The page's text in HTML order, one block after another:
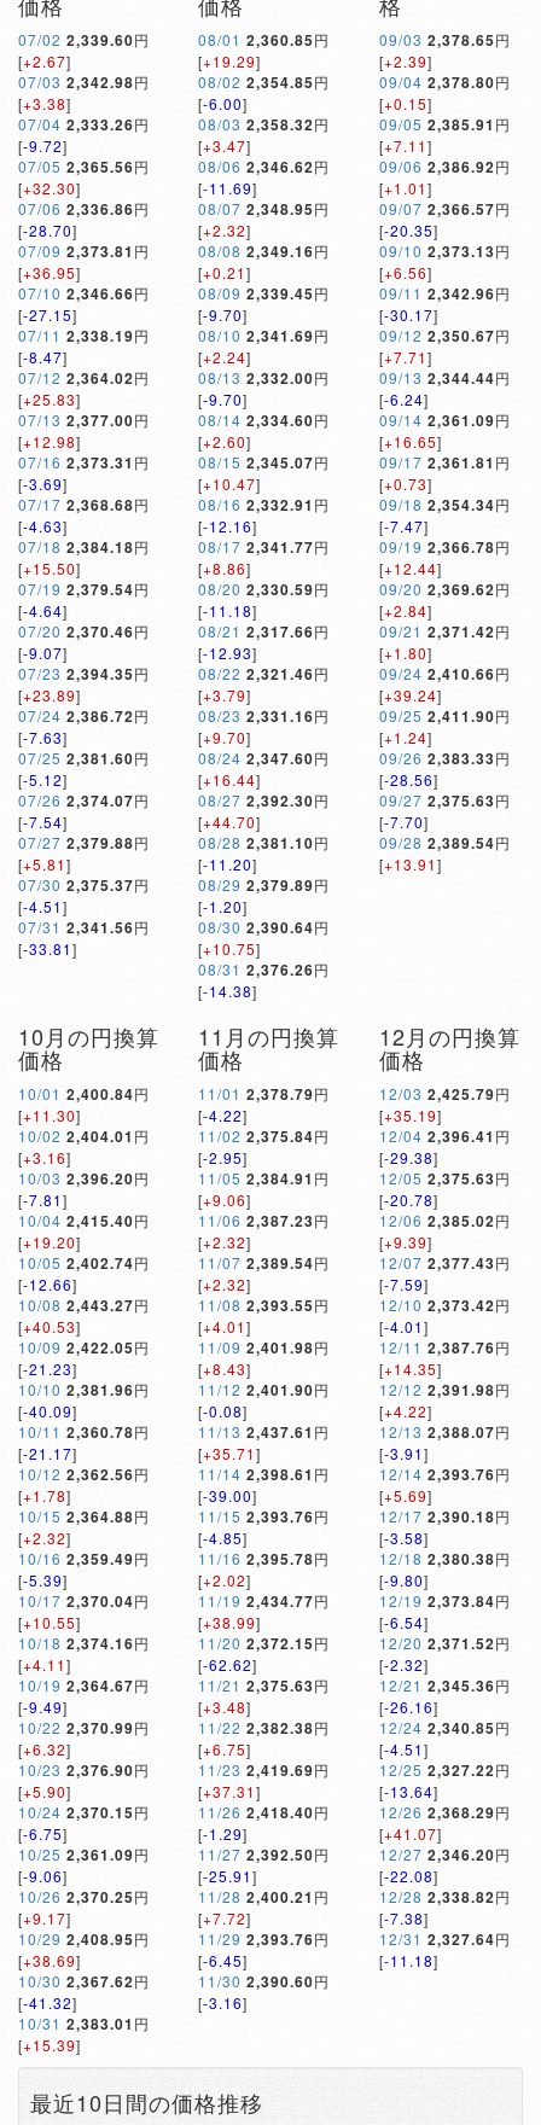
07/02 2,339.60円
[+2.67]
07/03 2,342.98円
[+3.38]
07/04 2,333.26円
[-9.72]
07/05 2,365.56円
[+32.30]
07/06 2,336.86円
[-28.70]
07/09 2,373.81 円
[+36.95]
07/10 2,346.66円
[-27.15]
07/11 2,338.19円
[-8.47]
07/12 2,364.02円
[+25.83]
07/13 2,377.00円
[+12.98]
07/16 2,373.31 円
[-3.69]
07/17 2,368.68円
[-4.63]
07/18 2,384.18円
[+15.50]
07/19 2,379.54円
[-4.64]
07/20 2,370.46円
[-9.07]
07/23 2,394.35円
[+23.89]
07/24 2,386.72円
[-7.63]
07/25 2,381.60円
[-5.12]
07/26 2,374.07円
[-7.54]
07/27 2,379.88円
[+5.81]
07/30 2,375.37円
[-4.51]
07/31 2,341.56円
[-33.81]
08/01 2,360.85円
[+19.29]
08/02 2,354.85円
[-6.00]
08/03 2,358.32円
[+3.47]
08/06 2,346.62円
[-11.69]
08/07 2,348.95円
[+2.32]
08/08 2,349.16円
[+0.21]
08/09 2,339.45円
[-9.70]
08/10 2,341.69円
[+2.24]
08/13 2,332.00円
[-9.70]
08/14 2,334.60円
[+2.60]
08/15 2,345.07円
[+10.47]
08/16 2,332.91 円
[-12.16]
08/17 2,341.77円
[+8.86]
08/20 2,330.59円
[-11.18]
08/21 2,317.66円
[-12.93]
08/22 2,321.46円
[+3.79]
08/23 2,331.16円
[+9.70]
08/24 2,347.60円
[+16.44]
08/27 2,392.30円
[+44.70]
08/28 2,381.10円
[-11.20]
08/29 2,379.89円
[-1.20]
08/30 2,390.64円
[+10.75]
08/31 2,376.26円
[-14.38]
09/03 2,378.65円
[+2.39]
09/04 2,378.80円
[+0.15]
09/05 2,385.91 円
[+7.11]
09/06 2,386.92円
[+1.01]
09/07 2,366.57円
[-20.35]
09/10 2,373.13円
[+6.56]
09/11 2,342.96円
[-30.17]
09/12 2,350.67円
[+7.71]
09/13 2,344.44円
[-6.24]
09/14 2,361.09円
[+16.65]
09/17 2,361.81 円
[+0.73]
09/18 2,354.34円
[-7.47]
09/19 2,366.78円
[+12.44]
09/20 2,369.62円
[+2.84]
09/21 2,371.42円
[+1.80]
09/24 2,410.66円
[+39.24]
09/25 2,411.90円
[+1.24]
09/26 2,383.33円
[-28.56]
09/27 2,375.63円
[-7.70]
09/28 2,389.54円
[+13.91]
10月の円換算
価格
10/01 2,400.84円
[+11.30]
10/02 2,404.01 円
[+3.16]
10/03 2,396.20円
[-7.81]
10/04 2,415.40円
[+19.20]
10/05 2,402.74円
[-12.66]
10/08 2,443.27円
[+40.53]
10/09 2,422.05円
[-21.23]
10/10 2,381.96円
[-40.09]
10/11 2,360.78円
[-21.17]
10/12 2,362.56円
[+1.78]
10/15 2,364.88円
[+2.32]
10/16 2,359.49円
[-5.39]
10/17 2,370.04円
[+10.55]
10/18 2,374.16円
[+4.11]
10/19 2,364.67円
[-9.49]
10/22 2,370.99円
[+6.32]
10/23 2,376.90円
[+5.90]
10/24 2,370.15円
[-6.75]
10/25 2,361.09円
[-9.06]
10/26 2,370.25円
[+9.17]
10/29 2,408.95円
[+38.69]
10/30 2,367.62円
[-41.32]
10/31 2,383.01 円
[+15.39]
11月の円換算
価格
11/01 2,378.79円
[-4.22]
11/02 2,375.84円
[-2.95]
11/05 2,384.91 円
[+9.06]
11/06 2,387.23円
[+2.32]
11/07 2,389.54円
[+2.32]
11/08 2,393.55円
[+4.01]
11/09 2,401.98円
[+8.43]
11/12 2,401.90円
[-0.08]
11/13 2,437.61 円
[+35.71]
11/14 2,398.61 円
[-39.00]
11/15 2,393.76円
[-4.85]
11/16 2,395.78円
[+2.02]
11/19 2,434.77円
[+38.99]
11/20 2,372.15円
[-62.62]
11/21 2,375.63円
[+3.48]
11/22 2,382.38円
[+6.75]
11/23 2,419.69円
[+37.31]
11/26 2,418.40円
[-1.29]
11/27 2,392.50円
[-25.91]
11/28 2,400.21 円
[+7.72]
11/29 2,393.76円
[-6.45]
11/30 2,390.60円
[-3.16]
12月の円換算
価格
12/03 2,425.79円
[+35.19]
12/04 2,396.41 円
[-29.38]
12/05 2,375.63円
[-20.78]
12/06 2,385.02円
[+9.39]
12/07 2,377.43円
[-7.59]
12/10 2,373.42円
[-4.01]
12/11 2,387.76円
[+14.35]
12/12 2,391.98円
[+4.22]
12/13 2,388.07円
[-3.91]
12/14 2,393.76円
[+5.69]
12/17 2,390.18円
[-3.58]
12/18 2,380.38円
[-9.80]
12/19 2,373.84円
[-6.54]
12/20 2,371.52円
[-2.32]
12/21 2,345.36円
[-26.16]
12/24 2,340.85円
[-4.51]
12/25 2,327.22円
[-13.64]
12/26 2,368.29円
[+41.07]
12/27 2,346.20円
[-22.08]
12/28 2,338.82円
[-7.38]
12/31 2,327.64円
[-11.18]
最近10日間の価格推移